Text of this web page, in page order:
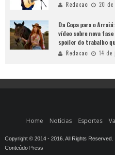
Redacao 20
Da Copa para o
vídeo sobre nova
spoiler do trabalho
Redacao 14 de
Home Notícias Esportes
Copyright © 2014 - 2016. All Rights Reserved.
Conteúdo Press